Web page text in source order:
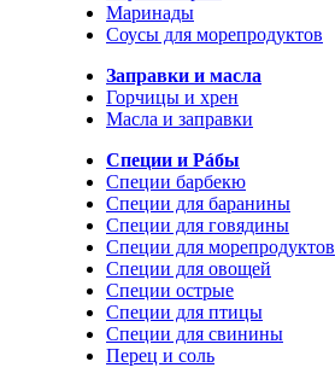
Маринады
Соусы для морепродуктов
Заправки и масла
Горчицы и хрен
Масла и заправки
Специи и Рáбы
Специи барбекю
Специи для баранины
Специи для говядины
Специи для морепродуктов
Специи для овощей
Специи острые
Специи для птицы
Специи для свинины
Перец и соль